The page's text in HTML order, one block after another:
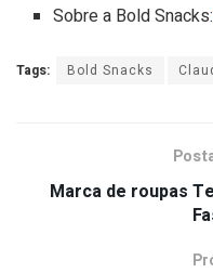
Sobre a Bold
Tags: Bold Snacks
Marca de roupas